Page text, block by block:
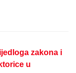
zakona i
u